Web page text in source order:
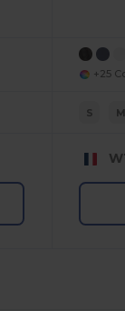
+25
S M